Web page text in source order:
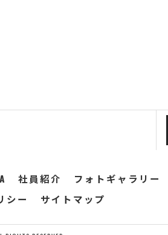
社員紹介
フォトギャラリー
シー サイトマップ